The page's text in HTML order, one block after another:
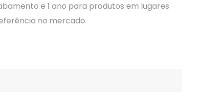
e 1 ano para produtos em lugares
no mercado.